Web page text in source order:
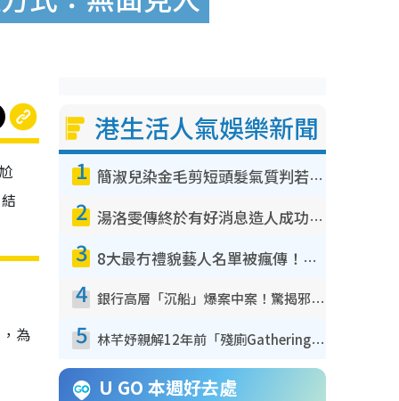
為
港生活人氣娛樂新聞
1 簡淑兒染金毛剪短頭髮氣質判若兩人！嚇壞老公麥大力都認唔出：「你做咩事？」
2 湯洛雯傳終於有好消息造人成功！兩大細節曝孕味極濃惹猜測：大肚婆先會咁！
3 8大最冇禮貌藝人名單被瘋傳！網民揭發明星真面目 一致數臭呢位係無品天花板？
4 銀行高層「沉船」爆案中案！驚揭邪教洗腦操控賣淫被吞600萬 幕後黑手講多錯多
5 林芊妤親解12年前「殘廁Gathering」真相！高層解約一句話重創尊嚴至今拒返TVB
U GO 本週好去處